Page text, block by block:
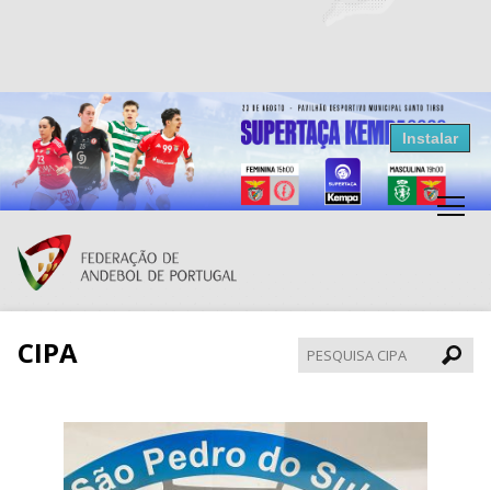
Resultados Andebol
Federação de Andebol de Portugal
Grátis - Disponivel na Play Store
Instalar
CIPA
CIPA